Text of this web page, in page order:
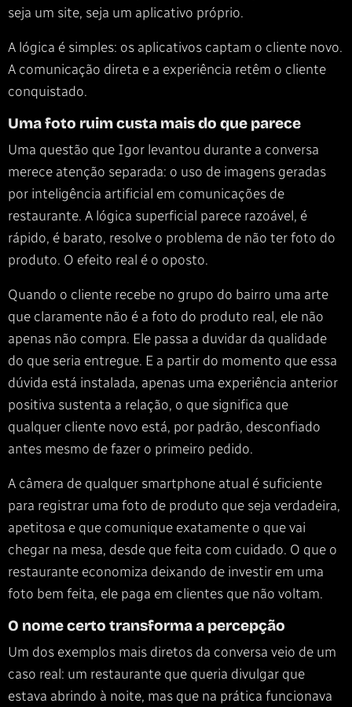
seja um site, seja um aplicativo próprio.
A lógica é simples: os aplicativos captam o cliente novo.
A comunicação direta e a experiência retêm o cliente
conquistado.
Uma foto ruim custa mais do que parece
Uma questão que Igor levantou durante a conversa
merece atenção separada: o uso de imagens geradas
por inteligência artificial em comunicações de
restaurante. A lógica superficial parece razoável, é
rápido, é barato, resolve o problema de não ter foto do
produto. O efeito real é o oposto.
Quando o cliente recebe no grupo do bairro uma arte
que claramente não é a foto do produto real, ele não
apenas não compra. Ele passa a duvidar da qualidade
do que seria entregue. E a partir do momento que essa
dúvida está instalada, apenas uma experiência anterior
positiva sustenta a relação, o que significa que
qualquer cliente novo está, por padrão, desconfiado
antes mesmo de fazer o primeiro pedido.
A câmera de qualquer smartphone atual é suficiente
para registrar uma foto de produto que seja verdadeira,
apetitosa e que comunique exatamente o que vai
chegar na mesa, desde que feita com cuidado. O que o
restaurante economiza deixando de investir em uma
foto bem feita, ele paga em clientes que não voltam.
O nome certo transforma a percepção
Um dos exemplos mais diretos da conversa veio de um
caso real: um restaurante que queria divulgar que
estava abrindo à noite, mas que na prática funcionava